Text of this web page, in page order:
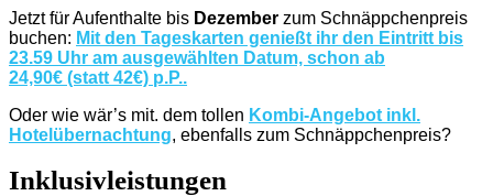
Jetzt für Aufenthalte bis Dezember zum Schnäppchenpreis
buchen: Mit den Tageskarten genießt ihr den Eintritt bis
23.59 Uhr am ausgewählten Datum, schon ab
24,90€ (statt 42€) p.P..
Oder wie wär’s mit. dem tollen Kombi-Angebot inkl.
Hotelübernachtung, ebenfalls zum Schnäppchenpreis?
Inklusivleistungen